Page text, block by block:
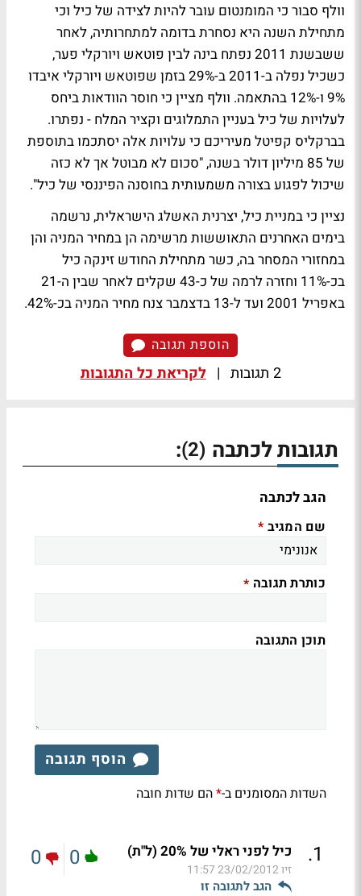
וולף סבור כי המומנטום עובר להיות לצידה של כיל וכי
מתחילת השנה היא נסחרת בדומה למתחרותיה, לאחר
ששבשנת 2011 נפתח בינה לבין פוטאש ויורקלי פער,
כשכיל נפלה ב-2011 ב-29% בזמן שפוטאש ויורקלי איבדו
9% ו-12% בהתאמה. וולף מציין כי חוסר הוודאות ביחס
לעלויות של כיל בעניין התמלוגים וקציר המלח - נפתרו.
בברקליס קפיטל מעיריכם כי עלויות אלה יסתכמו בתוספת
של 85 מיליון דולר בשנה, "סכום לא מבוטל אך לא כזה
שיכול לפגוע בצורה משמעותית בחוסנה הפיננסי של כיל".
נציין כי במניית כיל, יצרנית האשלג הישראלית, נרשמה
בימים האחרנים התאוששות מרשימה הן במחיר המניה והן
במחזורי המסחר בה, כשר מתחילת החודש זינקה כיל
בכ-11% וחזרה לרמה של כ-43 שקלים לאחר שבין ה-21
באפריל 2001 ועד ל-13 בדצמבר צנח מחיר המניה בכ-42%.
הוספת תגובה
2 תגובות | לקריאת כל התגובות
תגובות לכתבה (2)
:
הגב לכתבה
שם המגיב *
כותרת תגובה *
תוכן התגובה
הוסף תגובה
השדות המסומנים ב-*הם שדות חובה
1
. כיל לפני ראלי של 20% (ל"ת)
זיו23/02/2012 11:57
הגב לתגובה זו
0
0